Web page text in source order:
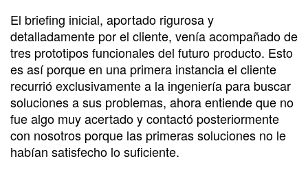
El briefing inicial, aportado rigurosa y
detalladamente por el cliente, venía acompañado de
tres prototipos funcionales del futuro producto. Esto
es así porque en una primera instancia el cliente
recurrió exclusivamente a la ingeniería para buscar
soluciones a sus problemas, ahora entiende que no
fue algo muy acertado y contactó posteriormente
con nosotros porque las primeras soluciones no le
habían satisfecho lo suficiente.